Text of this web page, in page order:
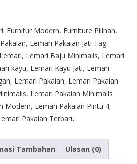
Furnitur Modern, Furniture Pilihan,
, Lemari Pakaian Jati Tag:
Lemari, Lemari Baju Minimalis, Lemari
kayu, Lemari Kayu Jati, Lemari
, Lemari Pakaian, Lemari Pakaian
, Lemari Pakaian Minimalis
Modern, Lemari Pakaian Pintu 4,
Pakaian Terbaru
Tambahan Ulasan (0)